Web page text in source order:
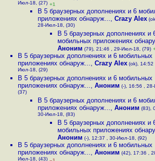
Июл-18, (27) +1
В 5 браузерных дополнениях и 6
приложениях обнаруж..., Crazy Alex
28-Июл-18, (30)
В 5 браузерных дополнениях и
мобильных приложениях
Аноним (79), 21:46 , 29-Июл-18, (79)
В 5 браузерных дополнениях и 6 мобильных
приложениях обнаруж..., Crazy Alex (ok), 14:52
Июл-18, (29)
В 5 браузерных дополнениях и 6 мобильных
приложениях обнаруж..., Аноним (-), 16:56 ,
(37)
В 5 браузерных дополнениях и 6
приложениях обнаруж..., Аноним (83),
30-Июл-18, (83)
В 5 браузерных дополнениях и
мобильных приложениях
Аноним (-), 12:37 , 30-Июл-18, (92)
В 5 браузерных дополнениях и 6 мобильных
приложениях обнаруж..., Аноним (42), 17:36 ,